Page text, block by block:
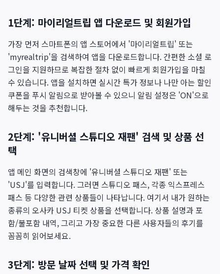
1단계: 마이리얼트립 앱 다운로드 및 회원가입
가장 먼저 스마트폰의 앱 스토어에서 '마이리얼트립' 또는
'myrealtrip'을 검색하여 앱을 다운로드합니다. 간편한 소셜 로
그인을 지원하므로 복잡한 절차 없이 빠르게 회원가입을 마칠
수 있습니다. 앱을 설치하면 실시간 특가 정보나 나만 아는 할인
쿠폰을 푸시 알림으로 받아볼 수 있으니 알림 설정은 'ON'으로
해두는 것을 추천합니다.
2단계: '유니버셜 스튜디오 재팬' 검색 및 상품 선
택
앱 메인 화면의 검색창에 '유니버셜 스튜디오 재팬' 또는
'USJ'를 입력합니다. 그러면 스튜디오 패스, 각종 익스프레스
패스 등 다양한 관련 상품들이 나타납니다. 여기서 내가 원하는
종류의 오사카 USJ 티켓 상품을 선택합니다. 상품 설명과 포
함/불포함 내역, 그리고 가장 중요한 다른 사용자들의 후기를
꼼꼼히 읽어보세요.
3단계: 방문 날짜 선택 및 가격 확인